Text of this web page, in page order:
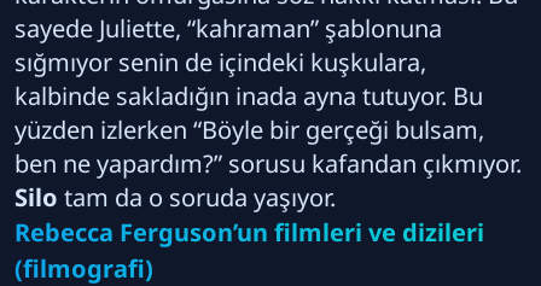
sayede Juliette, “kahraman” şablonuna
sığmıyor senin de içindeki kuşkulara,
kalbinde sakladığın inada ayna tutuyor. Bu
yüzden izlerken “Böyle bir gerçeği bulsam,
ben ne yapardım?” sorusu kafandan çıkmıyor.
Silo tam da o soruda yaşıyor.
Rebecca Ferguson’un filmleri ve dizileri
(filmografi)